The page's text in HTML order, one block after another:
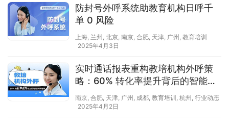
防封号外呼系统助教育机构日呼千
单 0 风险
上海, 兰州 , 北京, 南京, 合肥, 天津, 广州 , 教育培训
2025年4月3日
实时通话报表重构教培机构外呼策
略：60% 转化率提升背后的智能决
策逻辑
南京, 合肥, 天津, 广州 , 成都, 教育培训 , 杭州 , 行业动态
2025年4月2日